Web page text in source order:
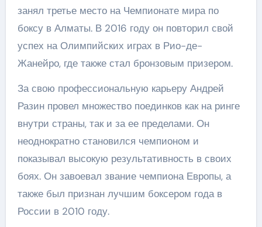
занял третье место на Чемпионате мира по
боксу в Алматы. В 2016 году он повторил свой
успех на Олимпийских играх в Рио-де-
Жанейро, где также стал бронзовым призером.
За свою профессиональную карьеру Андрей
Разин провел множество поединков как на ринге
внутри страны, так и за ее пределами. Он
неоднократно становился чемпионом и
показывал высокую результативность в своих
боях. Он завоевал звание чемпиона Европы, а
также был признан лучшим боксером года в
России в 2010 году.